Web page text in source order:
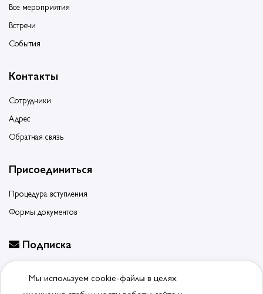
Все мероприятия
Встречи
События
Контакты
Сотрудники
Адрес
Обратная связь
Присоединиться
Процедура вступления
Формы документов
Подписка
Отписаться от рассылки
Мы используем cookie-файлы в целях